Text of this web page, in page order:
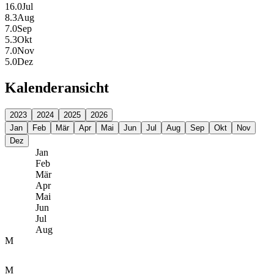
16.0Jul
8.3Aug
7.0Sep
5.3Okt
7.0Nov
5.0Dez
Kalenderansicht
2023 2024 2025
2026
Jan
Feb Mär Apr Mai Jun Jul Aug Sep Okt
Nov
Dez
Jan
Feb
Mär
Apr
Mai
Jun
Jul
Aug
M
M